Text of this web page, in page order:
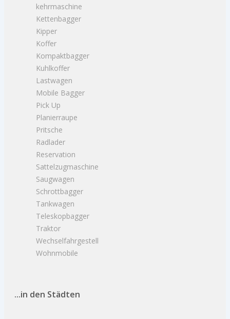
kehrmaschine
Kettenbagger
Kipper
Koffer
Kompaktbagger
Kuhlkoffer
Lastwagen
Mobile Bagger
Pick Up
Planierraupe
Pritsche
Radlader
Reservation
Sattelzugmaschine
Saugwagen
Schrottbagger
Tankwagen
Teleskopbagger
Traktor
Wechselfahrgestell
Wohnmobile
...in den Städten